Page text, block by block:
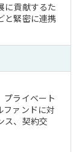
に貢献するた
と緊密に連携
プライベート
ァンドに対
ス、契約交